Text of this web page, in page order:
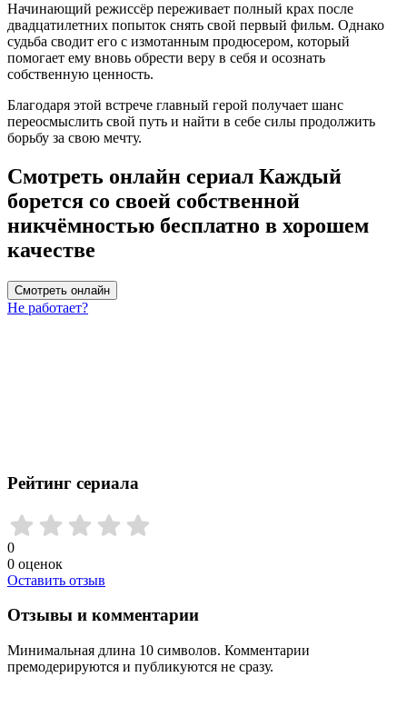
Начинающий режиссёр переживает полный крах после
двадцатилетних попыток снять свой первый фильм. Однако
судьба сводит его с измотанным продюсером, который
помогает ему вновь обрести веру в себя и осознать
собственную ценность.
Благодаря этой встрече главный герой получает шанс
переосмыслить свой путь и найти в себе силы продолжить
борьбу за свою мечту.
Смотреть онлайн сериал Каждый
борется со своей собственной
никчёмностью бесплатно в хорошем
качестве
Смотреть онлайн
Не работает?
Рейтинг сериала
0
0 оценок
Оставить отзыв
Отзывы и комментарии
Минимальная длина 10 символов. Комментарии
премодерируются и публикуются не сразу.